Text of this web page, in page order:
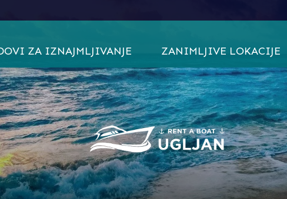
ZA IZNAJMLJIVANJE
KEY LARGO 22 DECK
650 CABIN
BRAVA 18
550 OPEN
555 ACTIV
ZANIMLJIVE LOKACIJE